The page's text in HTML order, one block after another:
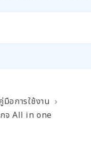
มือการใช้งาน
จ All in one